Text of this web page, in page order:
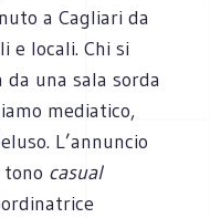
a Cagliari da
e locali. Chi si
da una sala sorda
mediatico,
L’annuncio
casual